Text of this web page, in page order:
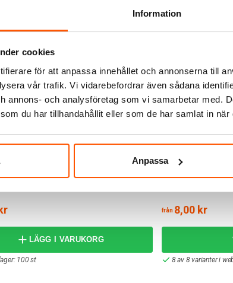
Information
cookies
för att anpassa innehållet och annonserna till
vår trafik. Vi vidarebefordrar även sådana
annons- och analysföretag som vi samarbetar med.
du har tillhandahållit eller som de har samlat in
Anpassa
LÄGG I VARUKORG
100 st
från 8,00 kr
8 av 8 varianter i